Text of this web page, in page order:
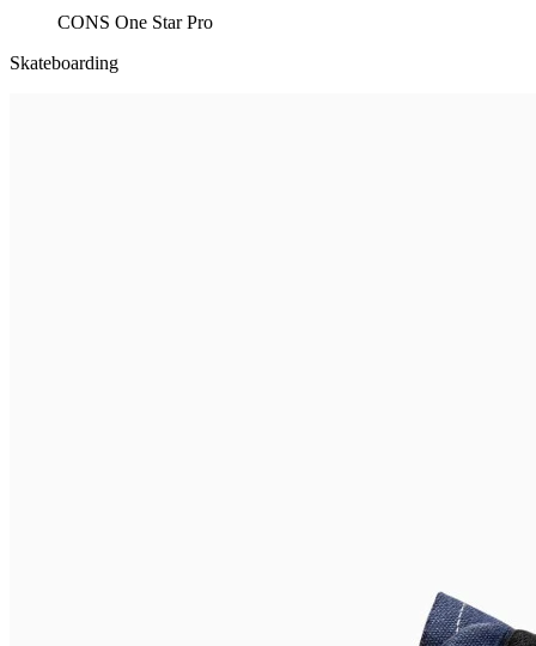
CONS One Star Pro
Skateboarding